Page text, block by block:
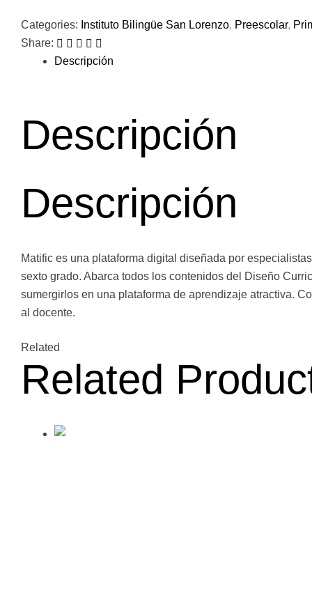
Categories: Instituto Bilingüe San Lorenzo, Preescolar,
Share:
Descripción
Descripción
Descripción
Matific es una plataforma digital diseñada por
sexto grado. Abarca todos los contenidos del Diseño
sumergirlos en una plataforma de aprendizaje atractiva.
al docente.
Related
Related